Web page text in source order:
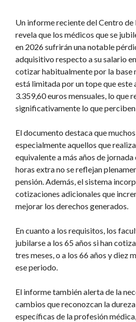
Un informe reciente del Centro de
revela que los médicos que se
en 2026 sufrirán una notable
adquisitivo respecto a su salario
cotizar habitualmente por la base
está limitada por un tope que este
3.359,60 euros mensuales, lo que
significativamente lo que
El documento destaca que
especialmente aquellos que
equivalente a más años de
horas extra no se reflejan
pensión. Además, el sistema
cotizaciones adicionales que
mejorar los derechos generados.
En cuanto a los requisitos, los
jubilarse a los 65 años si han
tres meses, o a los 66 años y diez
ese periodo.
El informe también alerta de la
cambios que reconozcan la
específicas de la profesión